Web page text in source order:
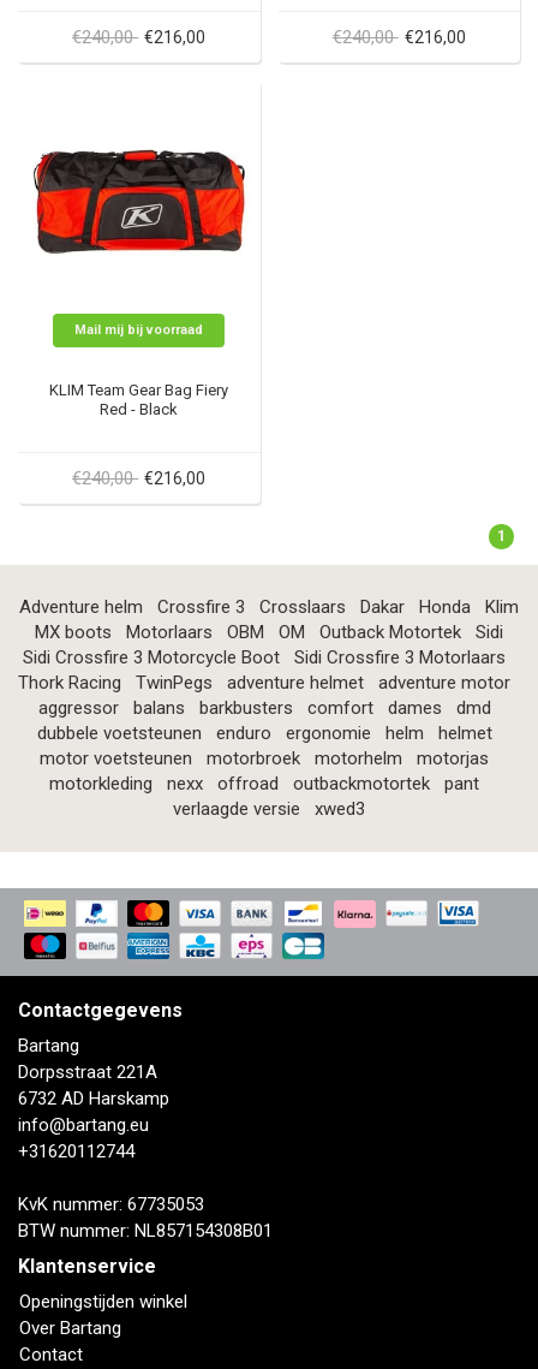
€240,00 €216,00 €240,00 €216,00
Mail mij bij voorraad
KLIM Team Gear Bag Fiery
Red - Black
€240,00 €216,00
1
Adventure helm Crossfire 3 Crosslaars Dakar Honda
Klim
MX boots
Motorlaars OBM OM Outback Motortek
Sidi
Sidi Crossfire 3 Motorcycle Boot
Sidi Crossfire 3 Motorlaars
Thork Racing
TwinPegs adventure helmet
adventure motor
aggressor
balans barkbusters comfort dames
dmd
dubbele voetsteunen
enduro ergonomie helm
helmet
motor voetsteunen
motorbroek motorhelm
motorjas
motorkleding
nexx offroad outbackmotortek
pant
verlaagde versie
xwed3
Contactgegevens
Bartang
Dorpsstraat 221A
6732 AD Harskamp
info@bartang.eu
+31620112744
KvK nummer: 67735053
BTW nummer: NL857154308B01
Klantenservice
Openingstijden winkel
Over Bartang
Contact